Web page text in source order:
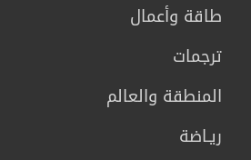
طاقة وأعمال
ترجمات
المنطقة والعالم
ريـاضة